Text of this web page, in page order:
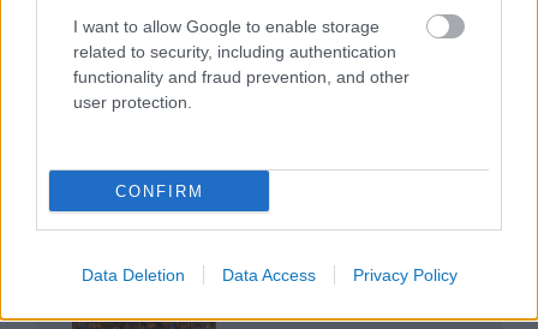
I want to allow Google to enable storage
related to security, including authentication
functionality and fraud prevention, and other
user protection.
CONFIRM
Data Deletion Data Access Privacy Policy
kihívásai
Japán sebességre kapcsol – A gyorsvasút